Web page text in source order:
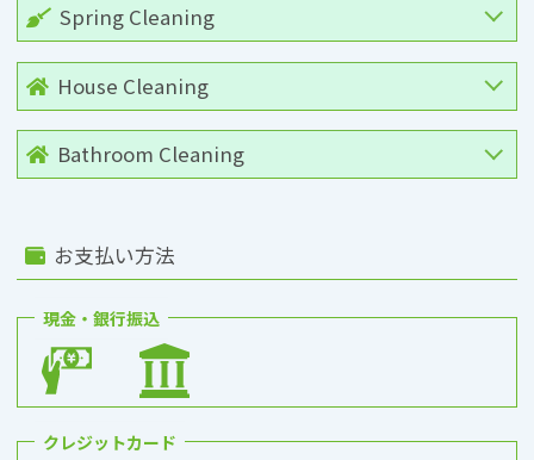
Spring Cleaning
House Cleaning
Bathroom Cleaning
お支払い方法
現金・銀行振込
クレジットカード